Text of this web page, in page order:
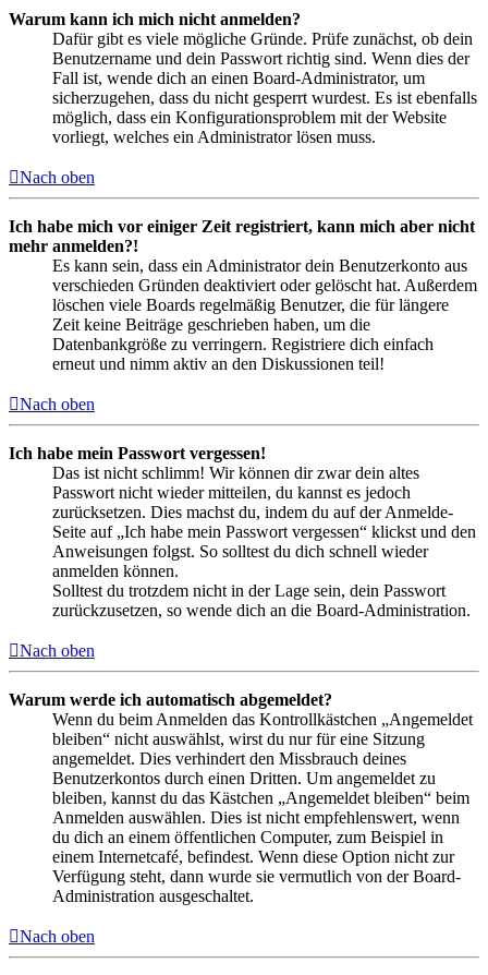
Warum kann ich mich nicht anmelden?
Dafür gibt es viele mögliche Gründe. Prüfe zunächst, ob dein
Benutzername und dein Passwort richtig sind. Wenn dies der
Fall ist, wende dich an einen Board-Administrator, um
sicherzugehen, dass du nicht gesperrt wurdest. Es ist ebenfalls
möglich, dass ein Konfigurationsproblem mit der Website
vorliegt, welches ein Administrator lösen muss.
Nach oben
Ich habe mich vor einiger Zeit registriert, kann mich aber nicht
mehr anmelden?!
Es kann sein, dass ein Administrator dein Benutzerkonto aus
verschieden Gründen deaktiviert oder gelöscht hat. Außerdem
löschen viele Boards regelmäßig Benutzer, die für längere
Zeit keine Beiträge geschrieben haben, um die
Datenbankgröße zu verringern. Registriere dich einfach
erneut und nimm aktiv an den Diskussionen teil!
Nach oben
Ich habe mein Passwort vergessen!
Das ist nicht schlimm! Wir können dir zwar dein altes
Passwort nicht wieder mitteilen, du kannst es jedoch
zurücksetzen. Dies machst du, indem du auf der Anmelde-
Seite auf „Ich habe mein Passwort vergessen“ klickst und den
Anweisungen folgst. So solltest du dich schnell wieder
anmelden können.
Solltest du trotzdem nicht in der Lage sein, dein Passwort
zurückzusetzen, so wende dich an die Board-Administration.
Nach oben
Warum werde ich automatisch abgemeldet?
Wenn du beim Anmelden das Kontrollkästchen „Angemeldet
bleiben“ nicht auswählst, wirst du nur für eine Sitzung
angemeldet. Dies verhindert den Missbrauch deines
Benutzerkontos durch einen Dritten. Um angemeldet zu
bleiben, kannst du das Kästchen „Angemeldet bleiben“ beim
Anmelden auswählen. Dies ist nicht empfehlenswert, wenn
du dich an einem öffentlichen Computer, zum Beispiel in
einem Internetcafé, befindest. Wenn diese Option nicht zur
Verfügung steht, dann wurde sie vermutlich von der Board-
Administration ausgeschaltet.
Nach oben